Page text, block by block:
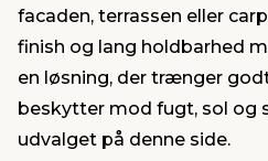
brædder
& ophæng
& opbevaring
& ventilation
Home
& kemikalier
& fugemasse
maskiner
facaden, terrassen eller
finish og lang holdbarhed
en løsning, der trænger
beskytter mod fugt, sol og
udvalget på denne side.